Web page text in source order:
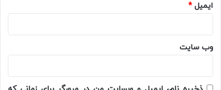
ایمیل*
وب‌ سایت